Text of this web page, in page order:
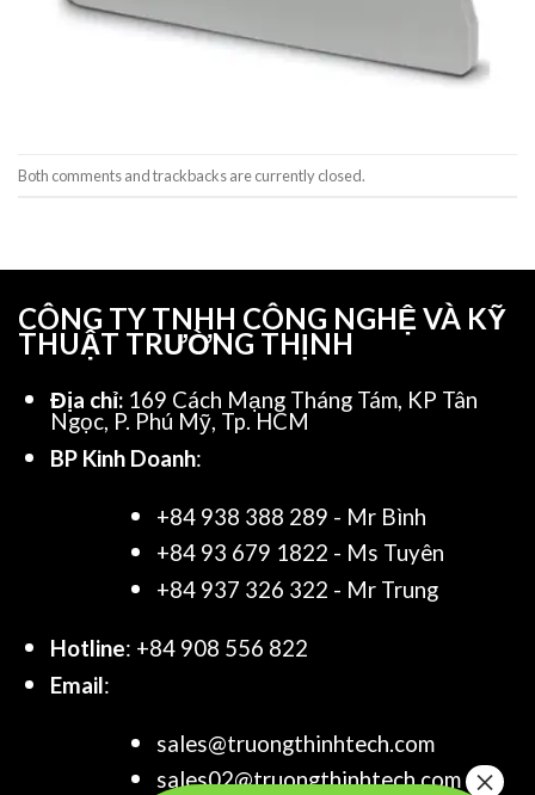
Both comments and trackbacks are currently closed.
CÔNG TY TNHH CÔNG NGHỆ VÀ KỸ
THUẬT TRƯỜNG THỊNH
Địa chỉ: 169 Cách Mạng Tháng Tám, KP Tân
Ngọc, P. Phú Mỹ, Tp. HCM
BP Kinh Doanh:
+84 938 388 289 - Mr Bình
+84 93 679 1822 - Ms Tuyên
+84 937 326 322 - Mr Trung
Hotline: +84 908 556 822
Email:
sales@truongthinhtech.com
sales02@truongthinhtech.com